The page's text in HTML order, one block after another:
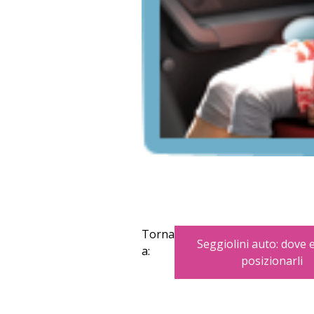
Torna
a:
Seggiolini auto: dove
posizionarli